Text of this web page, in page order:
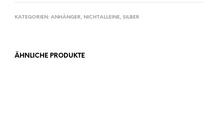
KATEGORIEN: ANHÄNGER, NICHTALLEINE, SILBER
ÄHNLICHE PRODUKTE